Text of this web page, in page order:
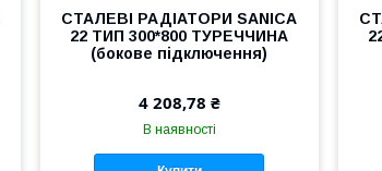
СТАЛЕВІ РАДІАТОРИ SANICA
22 ТИП 300*800 ТУРЕЧЧИНА
(бокове підключення)
4 208,78 ₴
В наявності